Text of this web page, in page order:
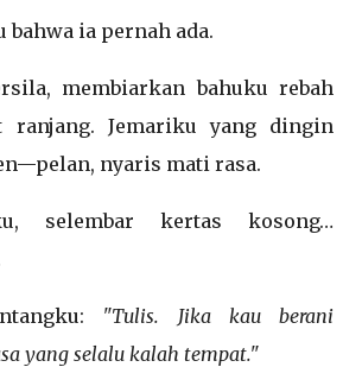
bahwa ia pernah ada.
membiarkan bahuku rebah
Jemariku yang dingin
nyaris mati rasa.
selembar kertas kosong…
"Tulis. Jika kau berani
yang selalu kalah tempat."